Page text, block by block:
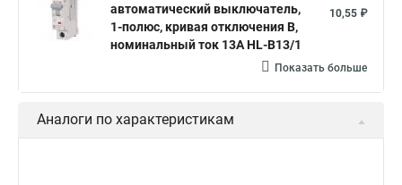
автоматический выключатель,
1-полюс, кривая отключения B,
номинальный ток 13А HL-B13/1
10,55 ₽
Показать больше
Аналоги по характеристикам